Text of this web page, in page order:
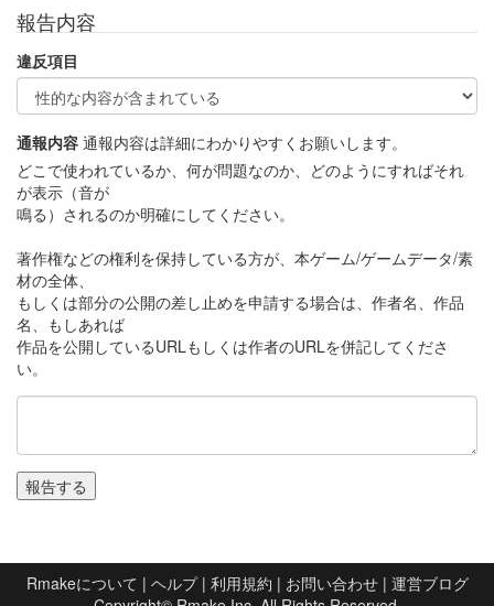
報告内容
違反項目
通報内容 通報内容は詳細にわかりやすくお願いします。
どこで使われているか、何が問題なのか、どのようにすればそれ
が表示（音が
鳴る）されるのか明確にしてください。
著作権などの権利を保持している方が、本ゲーム/ゲームデータ/素
材の全体、
もしくは部分の公開の差し止めを申請する場合は、作者名、作品
名、もしあれば
作品を公開しているURLもしくは作者のURLを併記してくださ
い。
Rmakeについて | ヘルプ| 利用規約 | お問い合わせ| 運営ブログ